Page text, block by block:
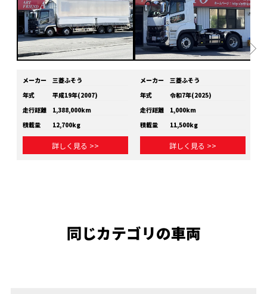
メーカー
三菱ふそう
年式
平成19年(2007)
走行距離
1,388,000km
積載量
12,700kg
詳しく見る >>
メーカー
三菱ふそう
年式
令和7年(2025)
走行距離
1,000km
積載量
11,500kg
詳しく見る >>
同じカテゴリの車両